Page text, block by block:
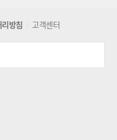
방침 고객센터